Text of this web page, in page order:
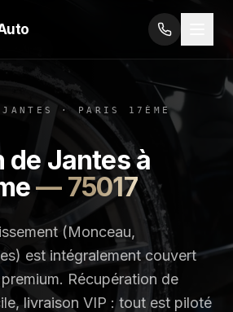
·PARIS 17ÈME
de Jantesà
— 75017
(Monceau,
est intégralement couvert
Récupération de
livraison VIP : tout est piloté